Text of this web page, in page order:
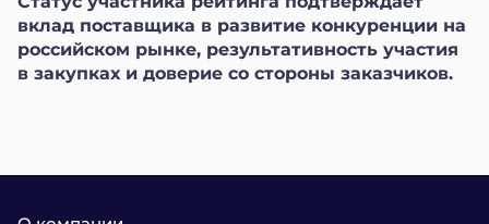
вклад поставщика в развитие конкуренции на
российском рынке, результативность участия
в закупках и доверие со стороны заказчиков.